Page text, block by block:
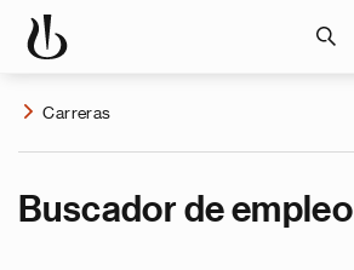
Carreras
Buscador de empleo